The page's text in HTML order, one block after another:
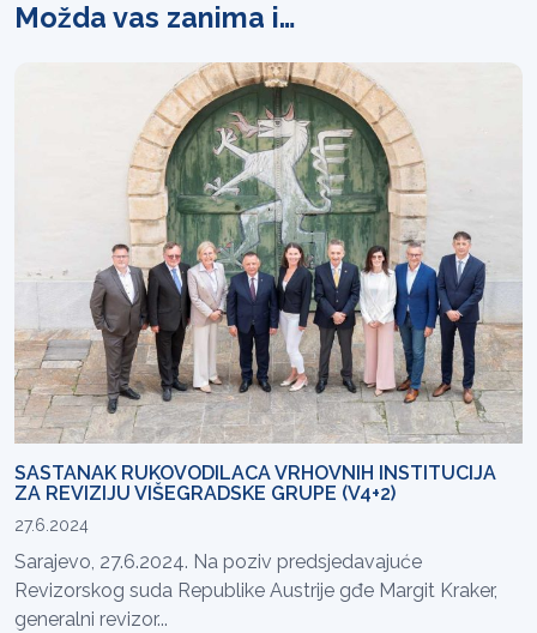
Možda vas zanima i…
SASTANAK RUKOVODILACA VRHOVNIH INSTITUCIJA
ZA REVIZIJU VIŠEGRADSKE GRUPE (V4+2)
27.6.2024
Sarajevo, 27.6.2024. Na poziv predsjedavajuće
Revizorskog suda Republike Austrije gđe Margit Kraker,
generalni revizor...